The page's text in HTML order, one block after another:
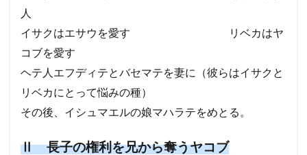
人
イサクはエサウを愛す リベカはヤ
コブを愛す
ヘテ人エフディテとバセマテを妻に（彼らはイサクと
リベカにとって悩みの種）
その後、イシュマエルの娘マハラテをめとる。
Ⅱ 長子の権利を兄から奪うヤコブ
サムソン
誘惑
戦い
アテネ
エホアヤズ
アブラハム ヨシヤ
ヨナタン
ベンジャミン族
弟子
祭司、パリサイ人、律法学者たち
予定
武器
悪霊